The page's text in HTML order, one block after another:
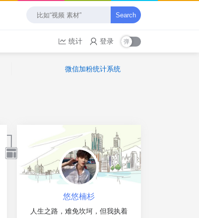
Search
统计 登录
微信加粉统计系统
悠悠楠杉
人生之路，难免坎坷，但我执着